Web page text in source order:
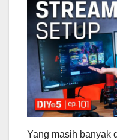
Yang masih banyak